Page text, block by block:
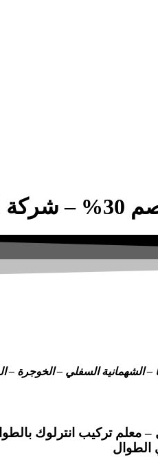
– الشهمانية السفلي – الخوجرة
معلم تركيب انترلوك
الطوال